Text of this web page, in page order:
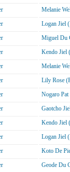
Melanie
Logan Jiel
Miguel Du
Kendo Jiel
Melanie
Lily Rose
Nogaro
Gaotcho
Kendo Jiel
Logan Jiel
Koto De
Geode Du